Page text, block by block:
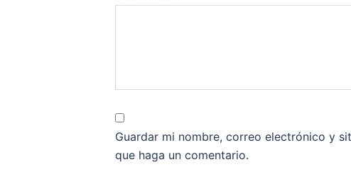
Guardar mi nombre, correo electrónico y
que haga un comentario.